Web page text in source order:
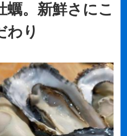
蠣。新鮮さにこ
わり